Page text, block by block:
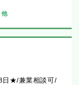
他
日★/兼業相談可/